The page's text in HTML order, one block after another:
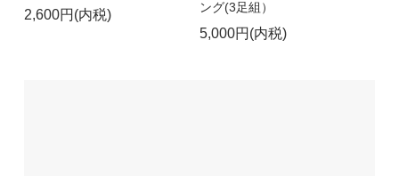
2,600円(内税) ング(3足組）
5,000円(内税)